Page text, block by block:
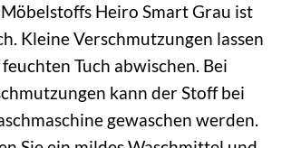
Heiro Smart Grau ist
Kleine Verschmutzungen lassen
Tuch abwischen. Bei
kann der Stoff bei
gewaschen werden.